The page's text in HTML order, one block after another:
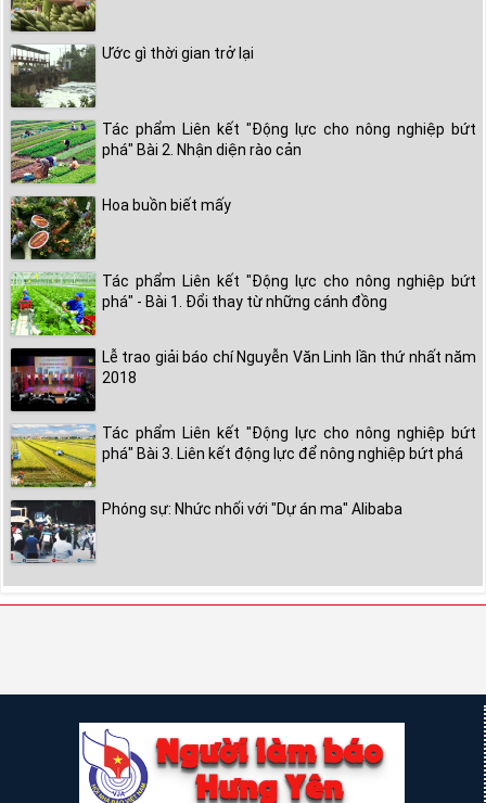
Ước gì thời gian trở lại
Tác phẩm Liên kết "Động lực cho nông nghiệp bứt
phá" Bài 2. Nhận diện rào cản
Hoa buồn biết mấy
Tác phẩm Liên kết "Động lực cho nông nghiệp bứt
phá" - Bài 1. Đổi thay từ những cánh đồng
Lễ trao giải báo chí Nguyễn Văn Linh lần thứ nhất năm
2018
Tác phẩm Liên kết "Động lực cho nông nghiệp bứt
phá" Bài 3. Liên kết động lực để nông nghiệp bứt phá
Phóng sự: Nhức nhối với "Dự án ma" Alibaba